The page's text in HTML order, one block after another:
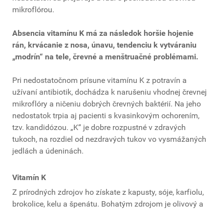
mikroflórou.
Absencia vitamínu K má za následok horšie hojenie
rán, krvácanie z nosa, únavu, tendenciu k vytváraniu
„modrín“ na tele, črevné a menštruačné problémami.
Pri nedostatočnom prísune vitamínu K z potravín a
užívaní antibiotik, dochádza k narušeniu vhodnej črevnej
mikroflóry a ničeniu dobrých črevných baktérií. Na jeho
nedostatok trpia aj pacienti s kvasinkovým ochorením,
tzv. kandidózou. „K“ je dobre rozpustné v zdravých
tukoch, na rozdiel od nezdravých tukov vo vysmážaných
jedlách a údeninách.
Vitamín K
Z prírodných zdrojov ho získate z kapusty, sóje, karfiolu,
brokolice, kelu a špenátu. Bohatým zdrojom je olivový a